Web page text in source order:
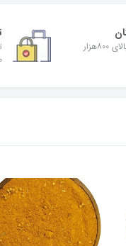
برای خرید بالای ۸۰۰هزار